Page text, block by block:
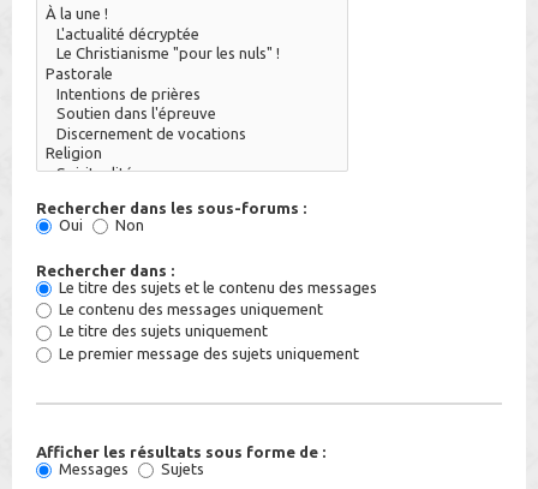
Rechercher dans les sous-forums :
Oui
Non
Rechercher dans :
Le titre des sujets et le contenu des messages
Le contenu des messages uniquement
Le titre des sujets uniquement
Le premier message des sujets uniquement
Afficher les résultats sous forme de :
Messages
Sujets